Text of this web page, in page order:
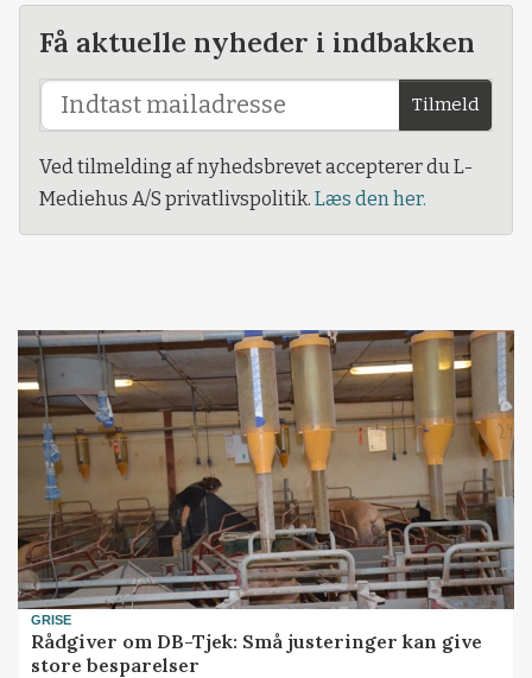
Få aktuelle nyheder i indbakken
Tilmeld
Ved tilmelding af nyhedsbrevet accepterer du L-
Mediehus A/S privatlivspolitik. Læs den her.
GRISE
Rådgiver om DB-Tjek: Små justeringer kan give
store besparelser